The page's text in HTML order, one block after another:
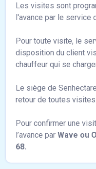
Les visites sont
l'avance par le service
Pour toute visite, le
disposition du client
chauffeur qui se
Le siège de
retour de toutes visites.
Pour confirmer une
l’avance par Wave ou
68.